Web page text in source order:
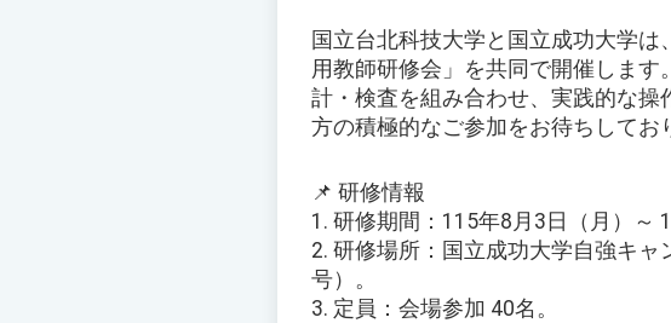
国立台北科技大学と国立成功大学
用教師研修会」を共同で開催します
計・検査を組み合わせ、実践的な
方の積極的なご参加をお待ちしてお
📌 研修情報
1. 研修期間：115年8月3日（月）～
2. 研修場所：国立成功大学自強キ
号）。
3. 定員：会場参加 40名。